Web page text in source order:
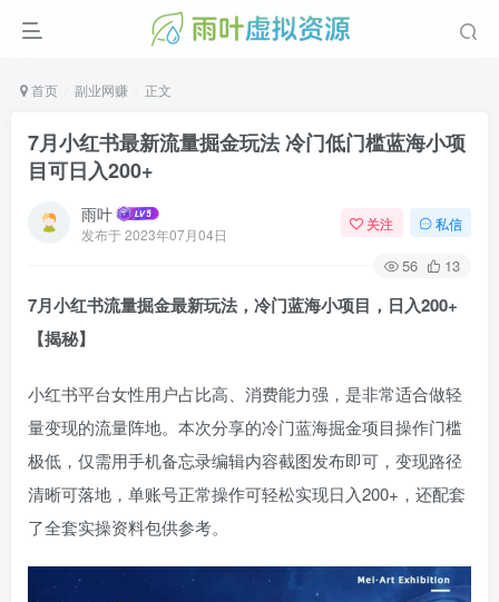
首页 副业网赚 正文
7月小红书最新流量掘金玩法 冷门低门槛蓝海小项
目可日入200+
雨叶
发布于2023年07月04日
关注 私信
56 13
7月小红书流量掘金最新玩法，冷门蓝海小项目，日入200+
【揭秘】
小红书平台女性用户占比高、消费能力强，是非常适合做轻
量变现的流量阵地。本次分享的冷门蓝海掘金项目操作门槛
极低，仅需用手机备忘录编辑内容截图发布即可，变现路径
清晰可落地，单账号正常操作可轻松实现日入200+，还配套
了全套实操资料包供参考。